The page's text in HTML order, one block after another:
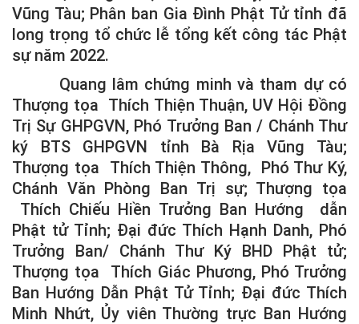
Vũng Tàu; Phân ban Gia Đình Phật Tử tỉnh đã
long trọng tổ chức lễ tổng kết công tác Phật
sự năm 2022.
Quang lâm chứng minh và tham dự có
Thượng tọa Thích Thiện Thuận, UV Hội Đồng
Trị Sự GHPGVN, Phó Trưởng Ban / Chánh Thư
ký BTS GHPGVN tỉnh Bà Rịa Vũng Tàu;
Thượng tọa Thích Thiện Thông, Phó Thư Ký,
Chánh Văn Phòng Ban Trị sự; Thượng tọa
Thích Chiếu Hiền Trưởng Ban Hướng dẫn
Phật tử Tỉnh; Đại đức Thích Hạnh Danh, Phó
Trưởng Ban/ Chánh Thư Ký BHD Phật tử;
Thượng tọa Thích Giác Phương, Phó Trưởng
Ban Hướng Dẫn Phật Tử Tỉnh; Đại đức Thích
Minh Nhứt, Ủy viên Thường trực Ban Hướng